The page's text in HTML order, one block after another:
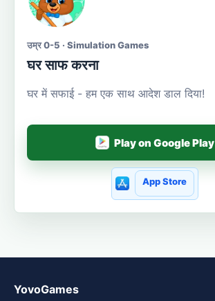
उम्र 0-5 · Simulation Games
घर साफ करना
घर में सफाई - हम एक साथ आदेश डाल दिया!
Play on Google Play
App Store
YovoGames